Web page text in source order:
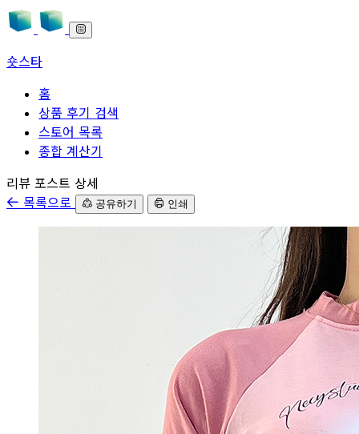
숏스타
홈
상품 후기 검색
스토어 목록
종합 계산기
본문으로 바로가기
리뷰 포스트 상세
목록으로
공유하기 인쇄